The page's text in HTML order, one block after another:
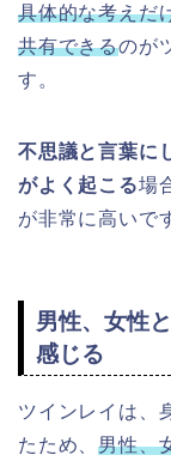
具体的な考えだ
共有できるのが
す。
不思議と言葉に
がよく起こる場
が非常に高いで
男性、女性
感じる
ツインレイは、
たため、男性、